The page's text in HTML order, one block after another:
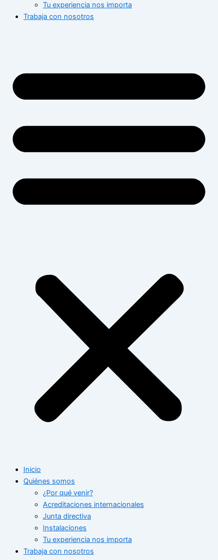
Tu experiencia nos importa
Trabaja con nosotros
Inicio
Quiénes somos
¿Por qué venir?
Acreditaciones internacionales
Junta directiva
Instalaciones
Tu experiencia nos importa
Trabaja con nosotros